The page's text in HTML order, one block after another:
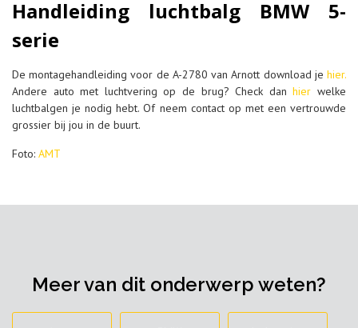
Handleiding luchtbalg BMW 5-
serie
De montagehandleiding voor de A-2780 van Arnott download je hier.
Andere auto met luchtvering op de brug? Check danhier welke
luchtbalgen je nodig hebt. Of neem contact op met een vertrouwde
grossier bij jou in de buurt.
Foto: AMT
Meer van dit onderwerp weten?